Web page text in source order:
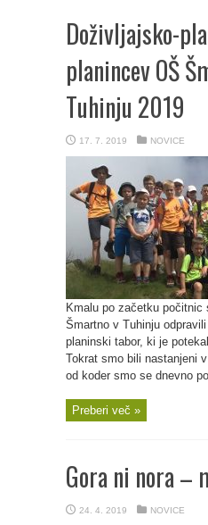
Doživljajsko-
planincev OŠ
Tuhinju 2019
17. 7. 2019 NOVICE
Kmalu po začetku počitnic
Šmartno v Tuhinju
planinski tabor, ki je
Tokrat smo bili nastanjeni
od koder smo se dnevno
Preberi več »
Gora ni nora –
24. 4. 2019 NOVICE